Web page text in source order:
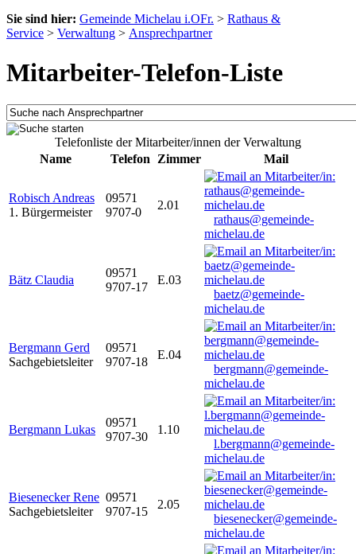
Sie sind hier: Gemeinde Michelau i.OFr. > Rathaus &
Service > Verwaltung > Ansprechpartner
Mitarbeiter-Telefon-Liste
Telefonliste der Mitarbeiter/innen der Verwaltung
Name
Telefon Zimmer Mail
Robisch Andreas
1. Bürgermeister
09571
9707-0
2.01
rathaus@gemeinde-
michelau.de
Bätz Claudia
09571
9707-17
E.03
baetz@gemeinde-
michelau.de
Bergmann Gerd
Sachgebietsleiter
09571
9707-18
E.04
bergmann@gemeinde-
michelau.de
Bergmann Lukas
09571
9707-30
1.10
l.bergmann@gemeinde-
michelau.de
Biesenecker Rene
Sachgebietsleiter
09571
9707-15
2.05
biesenecker@gemeinde-
michelau.de